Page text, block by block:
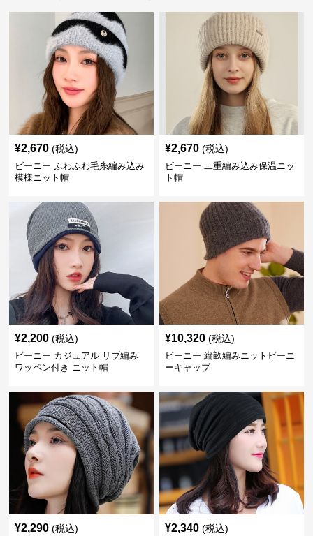
¥2,670 (税込)
ビーニー ふわふわ毛糸編み込み
模様ニット帽
¥2,670 (税込)
ビーニー 二重編み込み保温ニッ
ト帽
¥2,200 (税込)
ビーニー カジュアル リブ編み
ワッペン付き ニット帽
¥10,320 (税込)
ビーニー 縦畝編みニットビーニ
ーキャップ
¥2,290 (税込) ¥2,340 (税込)